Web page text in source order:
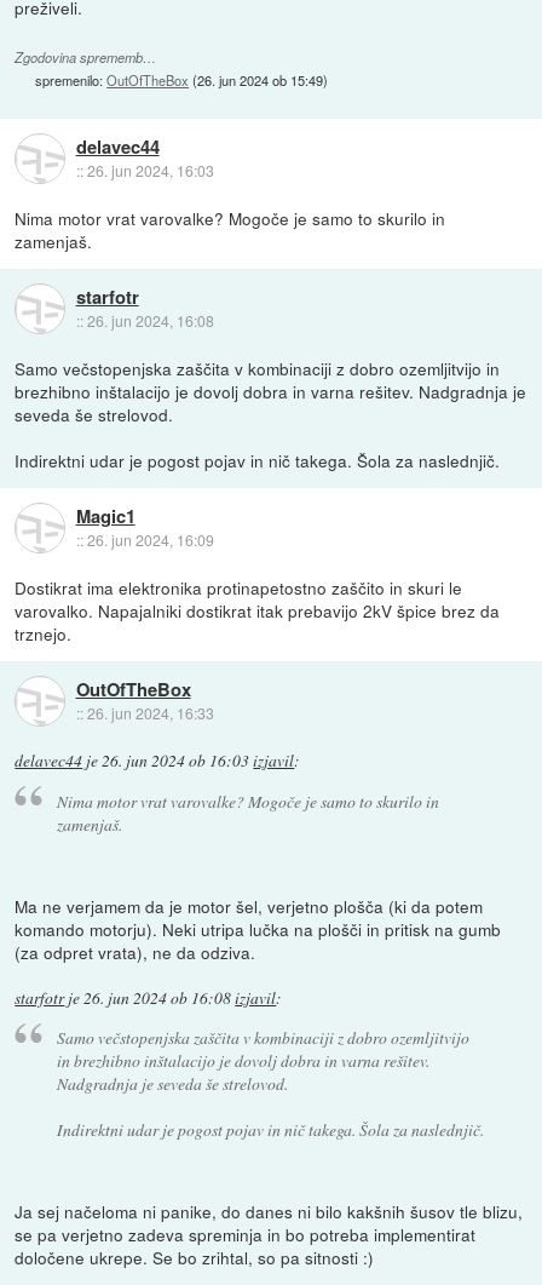
preživeli.
Zgodovina sprememb…
spremenilo:OutOfTheBox (26. jun 2024 ob 15:49)
delavec44
::26. jun 2024, 16:03
Nima motor vrat varovalke? Mogoče je samo to skurilo in
zamenjaš.
starfotr
::26. jun 2024, 16:08
Samo večstopenjska zaščita v kombinaciji z dobro ozemljitvijo in
brezhibno inštalacijo je dovolj dobra in varna rešitev. Nadgradnja je
seveda še strelovod.
Indirektni udar je pogost pojav in nič takega. Šola za naslednjič.
Magic1
::26. jun 2024, 16:09
Dostikrat ima elektronika protinapetostno zaščito in skuri le
varovalko. Napajalniki dostikrat itak prebavijo 2kV špice brez da
trznejo.
OutOfTheBox
::26. jun 2024, 16:33
delavec44 je26. jun 2024 ob 16:03izjavil:
Nima motor vrat varovalke? Mogoče je samo to skurilo in
zamenjaš.
Ma ne verjamem da je motor šel, verjetno plošča (ki da potem
komando motorju). Neki utripa lučka na plošči in pritisk na gumb
(za odpret vrata), ne da odziva.
starfotrje26. jun 2024 ob 16:08izjavil:
Samo večstopenjska zaščita v kombinaciji z dobro ozemljitvijo
in brezhibno inštalacijo je dovolj dobra in varna rešitev.
Nadgradnja je seveda še strelovod.
Indirektni udar je pogost pojav in nič takega. Šola za naslednjič.
Ja sej načeloma ni panike, do danes ni bilo kakšnih šusov tle blizu,
se pa verjetno zadeva spreminja in bo potreba implementirat
določene ukrepe. Se bo zrihtal, so pa sitnosti :)